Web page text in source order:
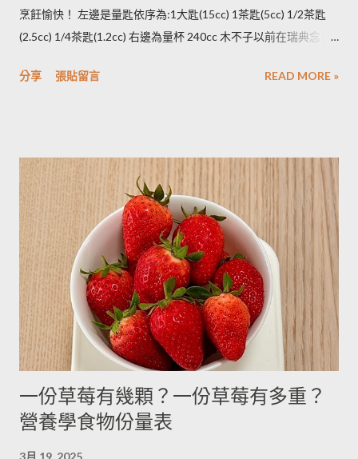
度不同，可依料理需求選擇；冷凍庫的幸福生活提案一書提到：
將馬鈴薯壓成泥，可以改善馬鈴薯解凍後水水軟軟的狀態。木不
被附近的馬鈴薯泥吸收。 2014/12/12補充from Patty： 1.新鮮現
落擺放三個月。...
烹飪愉快！ 左邊是量匙依序為:1大匙(15cc) 1茶匙(5cc) 1/2茶匙
(2.5cc) 1/4茶匙(1.2cc) 右邊為量杯 240cc 木不子以前在瑞典念書
用材料容量重量換算表 名稱 1 小匙 (1t) 1 大匙(1T) 1 杯(1cup)
3.9g --------- --------- 可可粉 2g 6g 80g 乾酵母 3.3g 10g --------- 吉
利丁粉 3.3g 10g 細鹽 4.3g 13g ---------- 細砂糖 4g 13g 170g 粗砂
糖 4g 13g 170g 糖粉 2g 6g 100g 蜂蜜 7g 22g 290g 沙拉油 4g
14g 190g 鮮奶油 5g 15g 200g 奶油 4.5g 14g 205g 酥油 4g 13g
180g 牛奶 6g 17g 210g 煉乳 6g 17.5g 240g 優格 5g 15g 210g 清
水 5g 15g 200g 可可粉 2g 6g 80g 即溶咖啡 2g 6g 70g 葡萄乾 ----
- ------- 170g 引用自 Mami的魔法廚房 ...
分享 張貼留言 READ MORE »
一份草莓有幾顆？一份草莓有多重？
營養學食物份量表